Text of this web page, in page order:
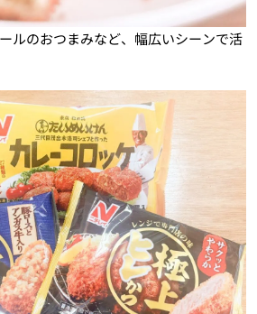
ルのおつまみなど、幅広いシーンで活